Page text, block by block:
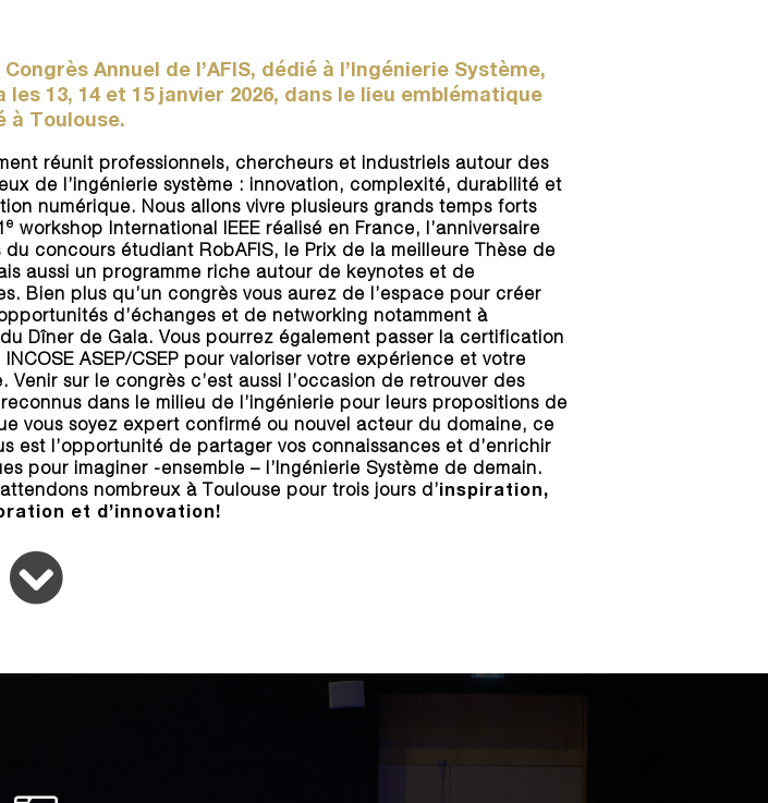
Congrès Annuel de l’AFIS, dédié à l’Ingénierie Système,
les 13, 14 et 15 janvier 2026, dans le lieu emblématique
à Toulouse.
réunit professionnels, chercheurs et industriels autour des
de l’ingénierie système : innovation, complexité, durabilité et
numérique. Nous allons vivre plusieurs grands temps forts
e workshop International IEEE réalisé en France, l’anniversaire
du concours étudiant RobAFIS, le Prix de la meilleure Thèse de
aussi un programme riche autour de keynotes et de
Bien plus qu’un congrès vous aurez de l’espace pour créer
d’échanges et de networking notamment à
Dîner de Gala. Vous pourrez également passer la certification
INCOSE ASEP/CSEP pour valoriser votre expérience et votre
Venir sur le congrès c’est aussi l’occasion de retrouver des
dans le milieu de l’ingénierie pour leurs propositions de
vous soyez expert confirmé ou nouvel acteur du domaine, ce
est l’opportunité de partager vos connaissances et d’enrichir
pour imaginer -ensemble – l’Ingénierie Système de demain.
nombreux à Toulouse pour trois jours d’inspiration,
et d’innovation!